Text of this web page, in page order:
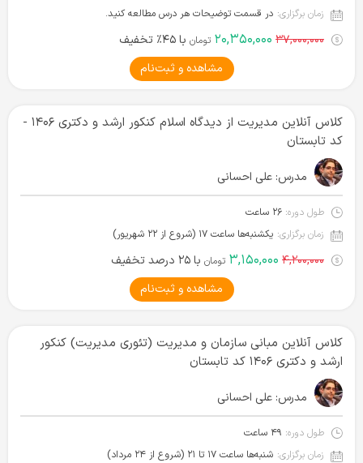
زمان برگزاری: در قسمت توضیحات هر درس مطالعه کنید.
۳۷,۰۰۰,۰۰۰ ۲۰,۳۵۰,۰۰۰ تومان با ۴۵٪ تخفیف
مشاهده و ثبت‌نام
کلاس آنلاین مدیریت از دیدگاه اسلام کنکور ارشد و دکتری ۱۴۰۶ -
کد تابستان
مدرس: علی احسانی
طول دوره: ۲۶ ساعت
زمان برگزاری: یکشنبه‌ها ساعت ۱۷ (شروع از ۲۲ شهریور)
۴,۲۰۰,۰۰۰ ۳,۱۵۰,۰۰۰ تومان با ۲۵ درصد تخفیف
مشاهده و ثبت‌نام
کلاس آنلاین مبانی سازمان و مدیریت (تئوری مدیریت) کنکور
ارشد و دکتری ۱۴۰۶ کد تابستان
مدرس: علی احسانی
طول دوره: ۴۹ ساعت
زمان برگزاری: شنبه‌ها ساعت ۱۷ تا ۲۱ (شروع از ۲۴ مرداد)